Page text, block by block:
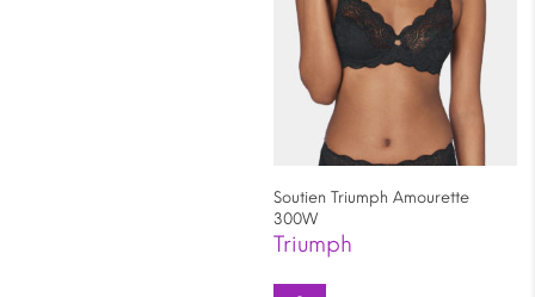
Soutien Triumph Amourette
300W
Triumph